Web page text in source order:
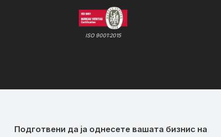
ISO 9001:2015
Подготвени да ја однесете вашата бизнис на